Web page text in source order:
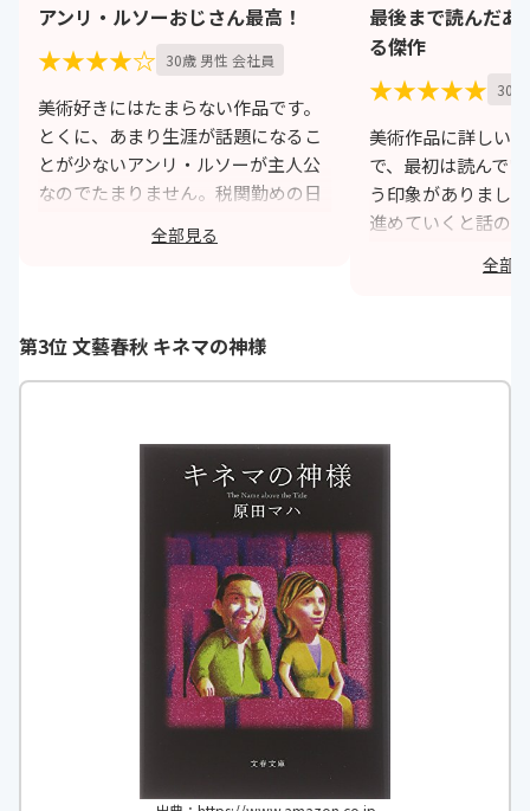
アンリ・ルソーおじさん最高！
★★★★☆ 30歳 男性 会社員
美術好きにはたまらない作品です。
とくに、あまり生涯が話題になるこ
とが少ないアンリ・ルソーが主人公
なのでたまりません。税関勤めの日
ソーの生活が生き生きと描かれてい
全部見る
最後まで読んだあ
る傑作
★★★★★ 30
美術作品に詳しい
で、最初は読んで
う印象がありまし
進めていくと話の
ん世界観に吸い込
に浸ってしまいま
入りです。
全部
第3位 文藝春秋 キネマの神様